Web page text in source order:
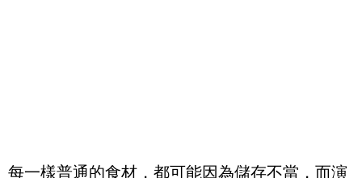
每一樣普通的食材，都可能因為儲存不當，而演